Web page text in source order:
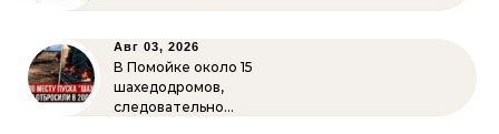
Авг 03, 2026
В Помойке около 15
шахедодромов,
следовательно…